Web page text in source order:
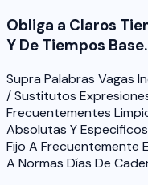
Obliga a Claros
Y De Tiempos Base.
Supra Palabras Vagas
/ Sustitutos
Frecuentementes
Absolutas Y
Fijo A Frecuentemente
A Normas Días De